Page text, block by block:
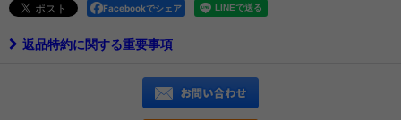
Facebookでシェア
返品特約に関する重要事項